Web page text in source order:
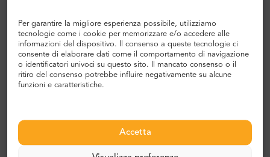
Per garantire la migliore esperienza possibile, utilizziamo
tecnologie come i cookie per memorizzare e/o accedere alle
informazioni del dispositivo. Il consenso a queste tecnologie ci
consente di elaborare dati come il comportamento di navigazione
o identificatori univoci su questo sito. Il mancato consenso o il
ritiro del consenso potrebbe influire negativamente su alcune
funzioni e caratteristiche.
Accetta
ricche di minerali.
Attività facoltative:
Piscina dell'hotel con sorgenti calde:Rilassatevi e
rigeneratevi con un bagno terapeutico o una nuotata
Sito antico di Afrodisia:
Per chi è interessato ad
opzionale del sito antico di Afrodisia. Si prega di